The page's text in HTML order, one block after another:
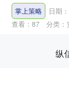
掌上策略 日期
查看： 87 分类：
纵